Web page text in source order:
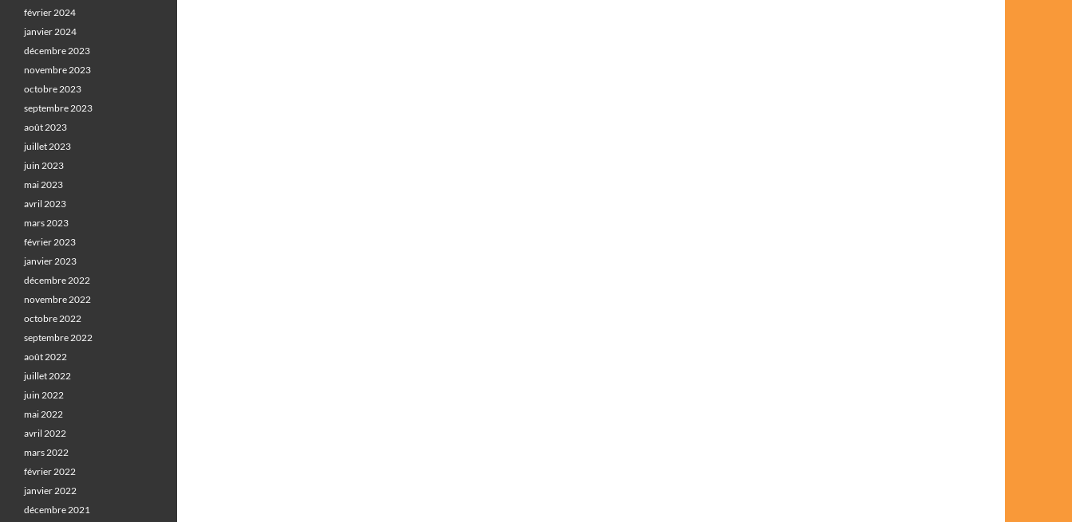
février 2024
janvier 2024
décembre 2023
novembre 2023
octobre 2023
septembre 2023
août 2023
juillet 2023
juin 2023
mai 2023
avril 2023
mars 2023
février 2023
janvier 2023
décembre 2022
novembre 2022
octobre 2022
septembre 2022
août 2022
juillet 2022
juin 2022
mai 2022
avril 2022
mars 2022
février 2022
janvier 2022
décembre 2021